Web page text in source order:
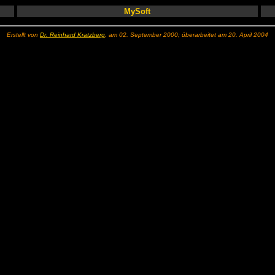
MySoft
Erstellt von Dr. Reinhard Kratzberg , am 02. September 2000; überarbeitet am 20. April 2004